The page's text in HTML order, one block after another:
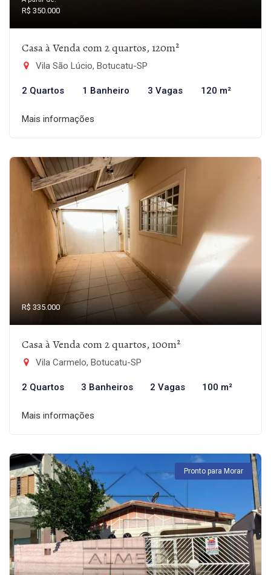
R$ 350.000
Casa à Venda com 2 quartos, 120m²
Vila São Lúcio, Botucatu-SP
2 Quartos 1 Banheiro 3 Vagas 120 m²
Mais informações
R$ 335.000
Casa à Venda com 2 quartos, 100m²
Vila Carmelo, Botucatu-SP
2 Quartos 3 Banheiros 2 Vagas 100 m²
Mais informações
Pronto para Morar